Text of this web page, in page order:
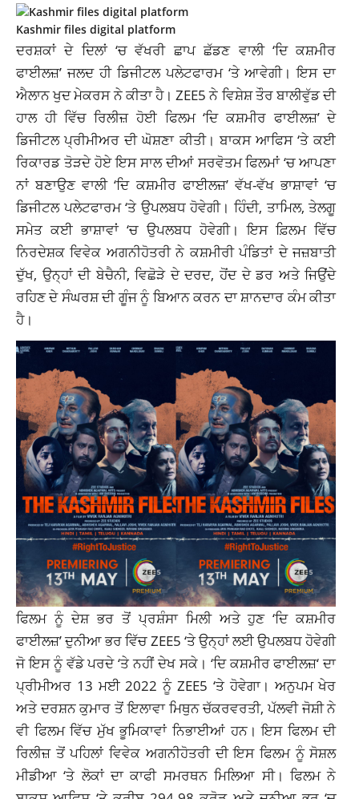
Kashmir files digital platform
ਦਰਸ਼ਕਾਂ ਦੇ ਦਿਲਾਂ ‘ਚ ਵੱਖਰੀ ਛਾਪ ਛੱਡਣ ਵਾਲੀ ‘ਦਿ ਕਸ਼ਮੀਰ
ਫਾਈਲਜ਼’ ਜਲਦ ਹੀ ਡਿਜੀਟਲ ਪਲੇਟਫਾਰਮ ‘ਤੇ ਆਵੇਗੀ। ਇਸ ਦਾ
ਐਲਾਨ ਖੁਦ ਮੇਕਰਸ ਨੇ ਕੀਤਾ ਹੈ। ZEE5 ਨੇ ਵਿਸ਼ੇਸ਼ ਤੌਰ ਬਾਲੀਵੁੱਡ ਦੀ
ਹਾਲ ਹੀ ਵਿੱਚ ਰਿਲੀਜ਼ ਹੋਈ ਫਿਲਮ ‘ਦਿ ਕਸ਼ਮੀਰ ਫਾਈਲਜ਼’ ਦੇ
ਡਿਜੀਟਲ ਪ੍ਰੀਮੀਅਰ ਦੀ ਘੋਸ਼ਣਾ ਕੀਤੀ। ਬਾਕਸ ਆਫਿਸ ‘ਤੇ ਕਈ
ਰਿਕਾਰਡ ਤੋੜਦੇ ਹੋਏ ਇਸ ਸਾਲ ਦੀਆਂ ਸਰਵੋਤਮ ਫਿਲਮਾਂ ‘ਚ ਆਪਣਾ
ਨਾਂ ਬਣਾਉਣ ਵਾਲੀ ‘ਦਿ ਕਸ਼ਮੀਰ ਫਾਈਲਜ਼’ ਵੱਖ-ਵੱਖ ਭਾਸ਼ਾਵਾਂ ‘ਚ
ਡਿਜੀਟਲ ਪਲੇਟਫਾਰਮ ‘ਤੇ ਉਪਲਬਧ ਹੋਵੇਗੀ। ਹਿੰਦੀ, ਤਾਮਿਲ, ਤੇਲਗੂ
ਸਮੇਤ ਕਈ ਭਾਸ਼ਾਵਾਂ ‘ਚ ਉਪਲਬਧ ਹੋਵੇਗੀ। ਇਸ ਫ਼ਿਲਮ ਵਿੱਚ
ਨਿਰਦੇਸ਼ਕ ਵਿਵੇਕ ਅਗਨੀਹੋਤਰੀ ਨੇ ਕਸ਼ਮੀਰੀ ਪੰਡਿਤਾਂ ਦੇ ਜਜ਼ਬਾਤੀ
ਦੁੱਖ, ਉਨ੍ਹਾਂ ਦੀ ਬੇਚੈਨੀ, ਵਿਛੋੜੇ ਦੇ ਦਰਦ, ਹੋਂਦ ਦੇ ਡਰ ਅਤੇ ਜਿਉਂਦੇ
ਰਹਿਣ ਦੇ ਸੰਘਰਸ਼ ਦੀ ਗੂੰਜ ਨੂੰ ਬਿਆਨ ਕਰਨ ਦਾ ਸ਼ਾਨਦਾਰ ਕੰਮ ਕੀਤਾ
ਹੈ।
ਫਿਲਮ ਨੂੰ ਦੇਸ਼ ਭਰ ਤੋਂ ਪ੍ਰਸ਼ੰਸਾ ਮਿਲੀ ਅਤੇ ਹੁਣ ‘ਦਿ ਕਸ਼ਮੀਰ
ਫਾਈਲਜ਼’ ਦੁਨੀਆ ਭਰ ਵਿੱਚ ZEE5 ‘ਤੇ ਉਨ੍ਹਾਂ ਲਈ ਉਪਲਬਧ ਹੋਵੇਗੀ
ਜੋ ਇਸ ਨੂੰ ਵੱਡੇ ਪਰਦੇ ‘ਤੇ ਨਹੀਂ ਦੇਖ ਸਕੇ। ‘ਦਿ ਕਸ਼ਮੀਰਫਾਈਲਜ਼‘ ਦਾ
ਪ੍ਰੀਮੀਅਰ 13 ਮਈ 2022 ਨੂੰ ZEE5 ‘ਤੇ ਹੋਵੇਗਾ। ਅਨੁਪਮ ਖੇਰ
ਅਤੇ ਦਰਸ਼ਨ ਕੁਮਾਰ ਤੋਂ ਇਲਾਵਾ ਮਿਥੁਨ ਚੱਕਰਵਰਤੀ, ਪੱਲਵੀ ਜੋਸ਼ੀ ਨੇ
ਵੀ ਫਿਲਮ ਵਿੱਚ ਮੁੱਖ ਭੂਮਿਕਾਵਾਂ ਨਿਭਾਈਆਂ ਹਨ। ਇਸ ਫਿਲਮਦੀ
ਰਿਲੀਜ਼ ਤੋਂ ਪਹਿਲਾਂ ਵਿਵੇਕ ਅਗਨੀਹੋਤਰੀ ਦੀ ਇਸ ਫਿਲਮ ਨੂੰ ਸੋਸ਼ਲ
ਮੀਡੀਆ ‘ਤੇ ਲੋਕਾਂ ਦਾ ਕਾਫੀ ਸਮਰਥਨ ਮਿਲਿਆ ਸੀ। ਫਿਲਮ ਨੇ